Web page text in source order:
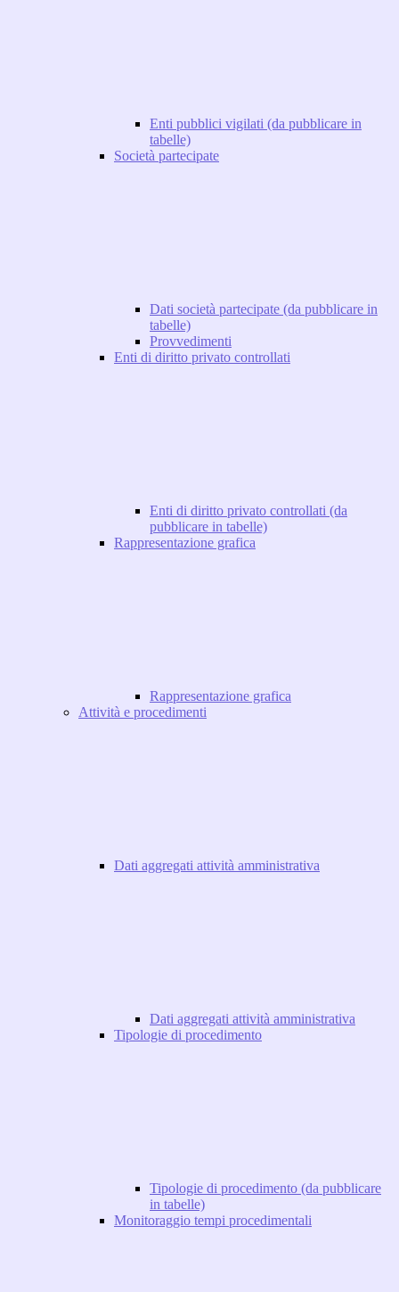
Enti pubblici vigilati (da pubblicare in
tabelle)
Società partecipate
Dati società partecipate (da pubblicare in
tabelle)
Provvedimenti
Enti di diritto privato controllati
Enti di diritto privato controllati (da
pubblicare in tabelle)
Rappresentazione grafica
Rappresentazione grafica
Attività e procedimenti
Dati aggregati attività amministrativa
Dati aggregati attività amministrativa
Tipologie di procedimento
Tipologie di procedimento (da pubblicare
in tabelle)
Monitoraggio tempi procedimentali